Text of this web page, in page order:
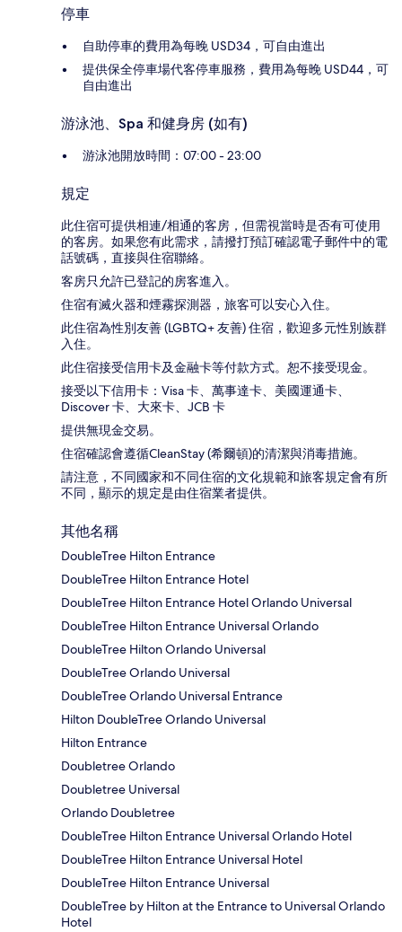
停車
自助停車的費用為每晚 USD34，可自由進出
提供保全停車場代客停車服務，費用為每晚 USD44，可
自由進出
游泳池、Spa 和健身房 (如有)
游泳池開放時間：07:00 - 23:00
規定
此住宿可提供相連/相通的客房，但需視當時是否有可使用
的客房。如果您有此需求，請撥打預訂確認電子郵件中的電
話號碼，直接與住宿聯絡。
客房只允許已登記的房客進入。
住宿有滅火器和煙霧探測器，旅客可以安心入住。
此住宿為性別友善 (LGBTQ+ 友善) 住宿，歡迎多元性別族群
入住。
此住宿接受信用卡及金融卡等付款方式。恕不接受現金。
接受以下信用卡：Visa 卡、萬事達卡、美國運通卡、
Discover 卡、大來卡、JCB 卡
提供無現金交易。
住宿確認會遵循CleanStay (希爾頓)的清潔與消毒措施。
請注意，不同國家和不同住宿的文化規範和旅客規定會有所
不同，顯示的規定是由住宿業者提供。
其他名稱
DoubleTree Hilton Entrance
DoubleTree Hilton Entrance Hotel
DoubleTree Hilton Entrance Hotel Orlando Universal
DoubleTree Hilton Entrance Universal Orlando
DoubleTree Hilton Orlando Universal
DoubleTree Orlando Universal
DoubleTree Orlando Universal Entrance
Hilton DoubleTree Orlando Universal
Hilton Entrance
Doubletree Orlando
Doubletree Universal
Orlando Doubletree
DoubleTree Hilton Entrance Universal Orlando Hotel
DoubleTree Hilton Entrance Universal Hotel
DoubleTree Hilton Entrance Universal
DoubleTree by Hilton at the Entrance to Universal Orlando
Hotel